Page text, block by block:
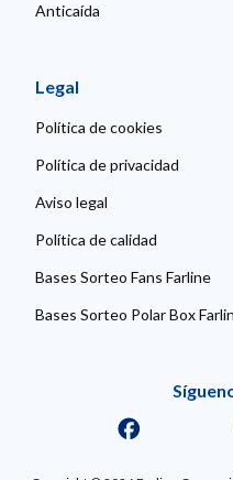
Anticaída
Legal
Política de cookies
Política de privacidad
Aviso legal
Política de calidad
Bases Sorteo Fans Farline
Bases Sorteo Polar Box